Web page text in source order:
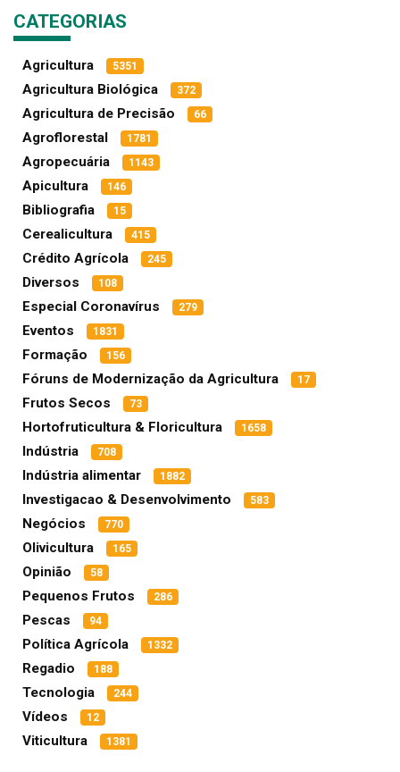
CATEGORIAS
Agricultura 5351
Agricultura Biológica 372
Agricultura de Precisão 66
Agroflorestal 1781
Agropecuária 1143
Apicultura 146
Bibliografia 15
Cerealicultura 415
Crédito Agrícola 245
Diversos 108
Especial Coronavírus 279
Eventos 1831
Formação 156
Fóruns de Modernização da Agricultura 17
Frutos Secos 73
Hortofruticultura & Floricultura 1658
Indústria 708
Indústria alimentar 1882
Investigacao & Desenvolvimento 583
Negócios 770
Olivicultura 165
Opinião 58
Pequenos Frutos 286
Pescas 94
Política Agrícola 1332
Regadio 188
Tecnologia 244
Vídeos 12
Viticultura 1381